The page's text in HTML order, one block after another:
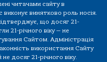
читачами сайту в
винятково роль носія.
що досяг 21-
21-річного віку — не
Сайтом. Адміністрація
використання Сайту
досяг 21-річного віку.